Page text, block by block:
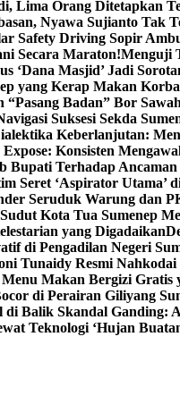
Lima Orang Ditetapkan
Nyawa Sujianto Tak
Safety Driving Sopir
Secara Maraton!Menguji
‘Dana Masjid’ Jadi
yang Kerap Makan
Badan” Bor
Suksesi Sekda
Keberlanjutan:
Konsisten
Terhadap Ancaman
Seret ‘Aspirator Utama’
Seruduk Warung dan
Kota Tua Sumenep
yang Digadaikan
di Pengadilan Negeri
Tunaidy Resmi Nahkodai
Makan Bergizi Gratis
di Perairan Giliyang
Balik Skandal Ganding:
Teknologi ‘Hujan